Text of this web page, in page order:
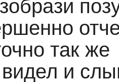
так же
видел и